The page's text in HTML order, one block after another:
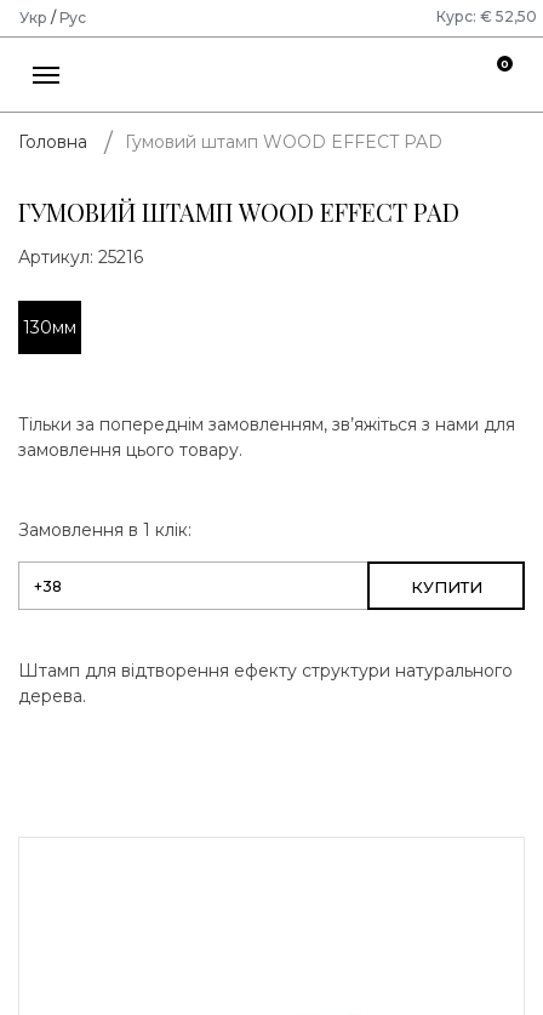
Укр / Рус Курс: € 52,50
0
Головна Гумовий штамп WOOD EFFECT PAD
ГУМОВИЙ ШТАМП WOOD EFFECT PAD
Артикул: 25216
130мм
Тільки за попереднім замовленням, зв’яжіться з нами для
замовлення цього товару.
Замовлення в 1 клік:
КУПИТИ
Штамп для відтворення ефекту структури натурального
дерева.